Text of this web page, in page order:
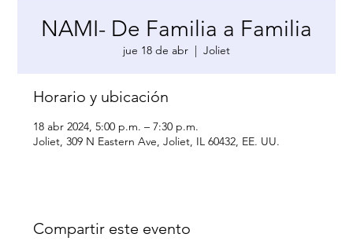
NAMI- De Familia a Familia
jue 18 de abr Joliet
Horario y ubicación
18 abr 2024, 5:00 p.m. – 7:30 p.m.
Joliet, 309 N Eastern Ave, Joliet, IL 60432, EE. UU.
Compartir este evento